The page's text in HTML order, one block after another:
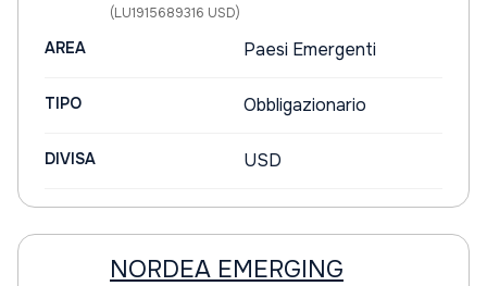
(LU1915689316 USD)
AREA Paesi Emergenti
TIPO Obbligazionario
DIVISA USD
NORDEA EMERGING